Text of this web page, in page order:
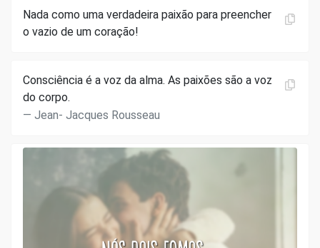
Nada como uma verdadeira paixão para preencher
o vazio de um coração!
Consciência é a voz da alma. As paixões são a voz
do corpo.
Jean- Jacques Rousseau